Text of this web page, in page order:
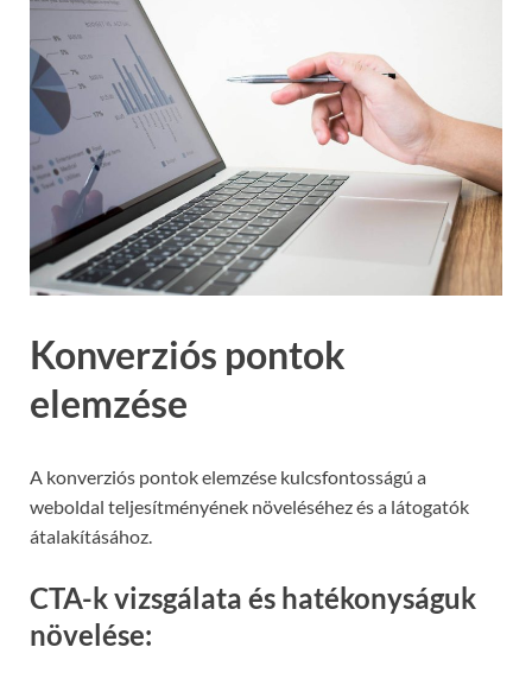
Konverziós pontok
elemzése
A konverziós pontok elemzése kulcsfontosságú a
weboldal teljesítményének növeléséhez és a látogatók
átalakításához.
CTA-k vizsgálata és hatékonyságuk
növelése: